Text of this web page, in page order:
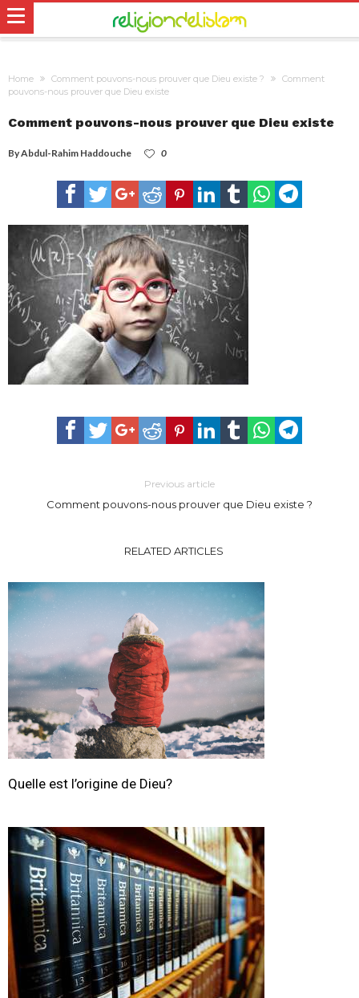
Home Comment pouvons-nous prouver que Dieu existe ?
Comment
pouvons-nous prouver que Dieu existe
Comment pouvons-nous prouver que Dieu existe
ByAbdul-Rahim Haddouche 0
Previous article
Comment pouvons-nous prouver que Dieu existe ?
RELATED ARTICLES
Quelle est l’origine de Dieu?